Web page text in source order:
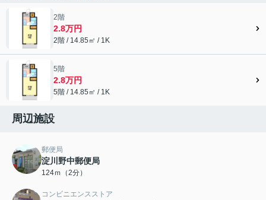
2階
2.8万円
2階 / 14.85㎡ / 1K
5階
2.8万円
5階 / 14.85㎡ / 1K
周辺施設
郵便局
淀川野中郵便局
124ｍ（2分）
コンビニエンスストア